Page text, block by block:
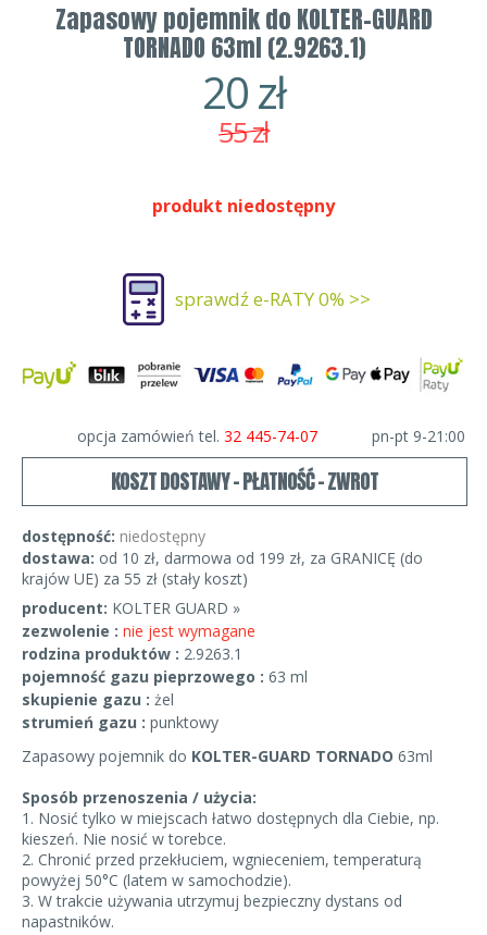
Zapasowy pojemnik do KOLTER-GUARD
TORNADO 63ml (2.9263.1)
20zł
55zł
produkt niedostępny
sprawdź e-RATY 0% >>
opcja zamówień tel. 32 445-74-07 pn-pt 9-21:00
KOSZT DOSTAWY - PŁATNOŚĆ - ZWROT
dostępność: niedostępny
dostawa: od 10 zł, darmowa od 199 zł, za GRANICĘ (do
krajów UE) za 55 zł (stały koszt)
producent: KOLTER GUARD »
zezwolenie : nie jest wymagane
rodzina produktów : 2.9263.1
pojemność gazu pieprzowego : 63 ml
skupienie gazu : żel
strumień gazu : punktowy
Zapasowy pojemnik do KOLTER-GUARD TORNADO 63ml
Sposób przenoszenia / użycia:
1. Nosić tylko w miejscach łatwo dostępnych dla Ciebie, np.
kieszeń. Nie nosić w torebce.
2. Chronić przed przekłuciem, wgnieceniem, temperaturą
powyżej 50°C (latem w samochodzie).
3. W trakcie używania utrzymuj bezpieczny dystans od
napastników.